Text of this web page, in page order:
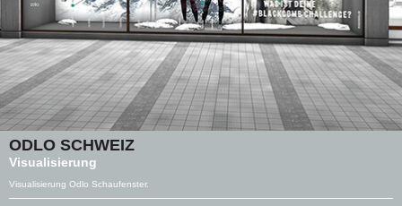
ODLO SCHWEIZ
Visualisierung
Visualisierung Odlo Schaufenster.